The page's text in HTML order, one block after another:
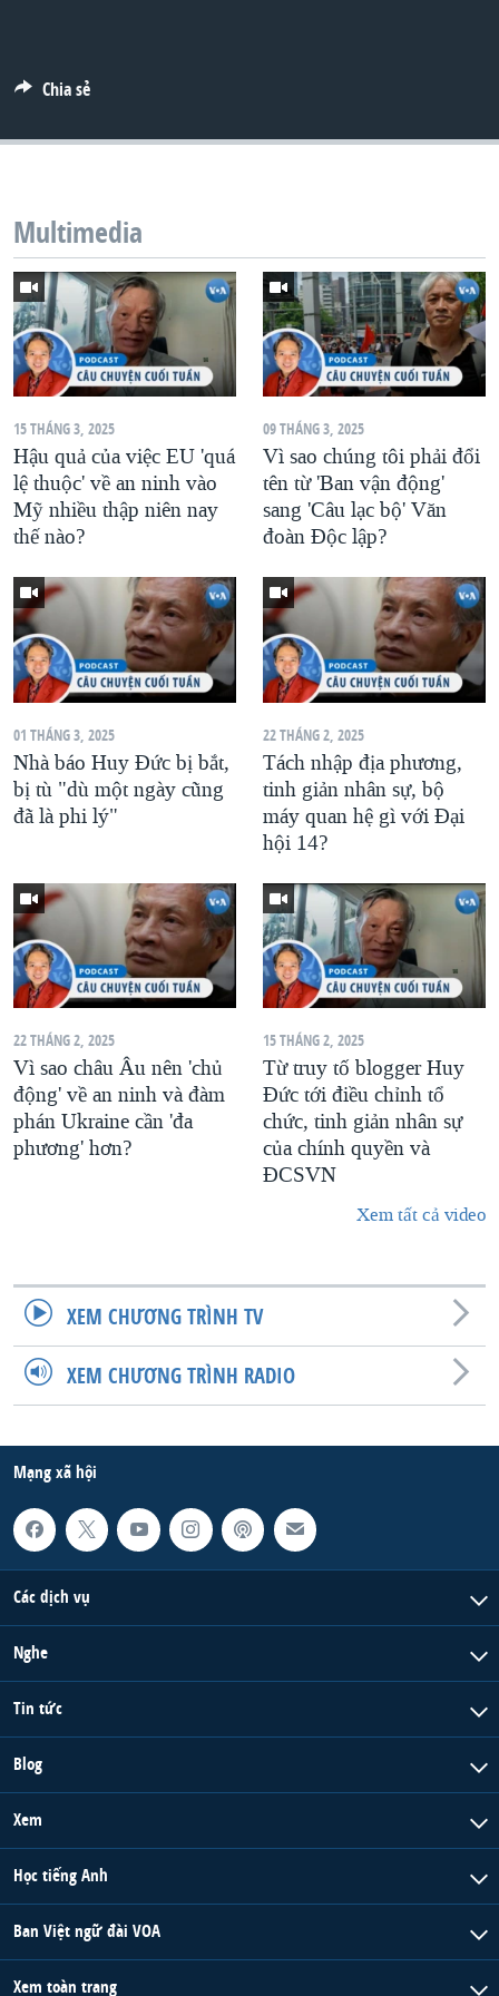
Chia sẻ
Multimedia
15 THÁNG 3, 2025
Hậu quả của việc EU 'quá
lệ thuộc' về an ninh vào
Mỹ nhiều thập niên nay
thế nào?
09 THÁNG 3, 2025
Vì sao chúng tôi phải đổi
tên từ 'Ban vận động'
sang 'Câu lạc bộ' Văn
đoàn Độc lập?
01 THÁNG 3, 2025
Nhà báo Huy Đức bị bắt,
bị tù "dù một ngày cũng
đã là phi lý"
22 THÁNG 2, 2025
Tách nhập địa phương,
tinh giản nhân sự, bộ
máy quan hệ gì với Đại
hội 14?
22 THÁNG 2, 2025
Vì sao châu Âu nên 'chủ
động' về an ninh và đàm
phán Ukraine cần 'đa
phương' hơn?
15 THÁNG 2, 2025
Từ truy tố blogger Huy
Đức tới điều chỉnh tổ
chức, tinh giản nhân sự
của chính quyền và
ĐCSVN
Xem tất cả video
XEM CHƯƠNG TRÌNH TV
XEM CHƯƠNG TRÌNH RADIO
Mạng xã hội
Các dịch vụ
Nghe
Tin tức
Blog
Xem
Học tiếng Anh
Ban Việt ngữ đài VOA
Xem toàn trang